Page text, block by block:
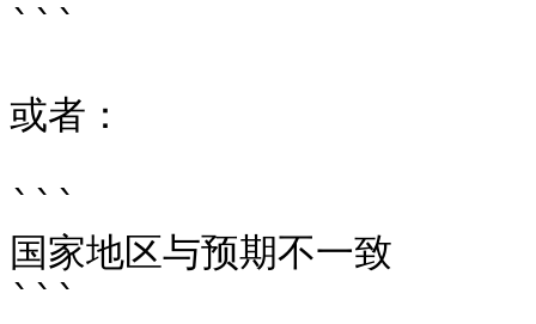
```
或者：
```
国家地区与预期不一致
```